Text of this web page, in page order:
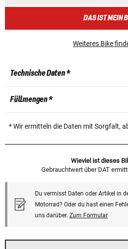
DAS IST MEIN
Weiteres Bike
Technische Daten *
Füllmengen *
* Wir ermitteln die Daten mit Sorgfalt,
Wieviel ist dieses
Gebrauchtwert über DAT
Du vermisst Daten oder Artikel in
Motorrad? Oder du hast einen
uns darüber. Zum Formular